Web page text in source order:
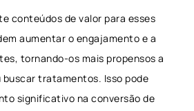
conteúdos de valor para esses
aumentar o engajamento e a
tornando-os mais propensos a
tratamentos. Isso pode
significativo na conversão de